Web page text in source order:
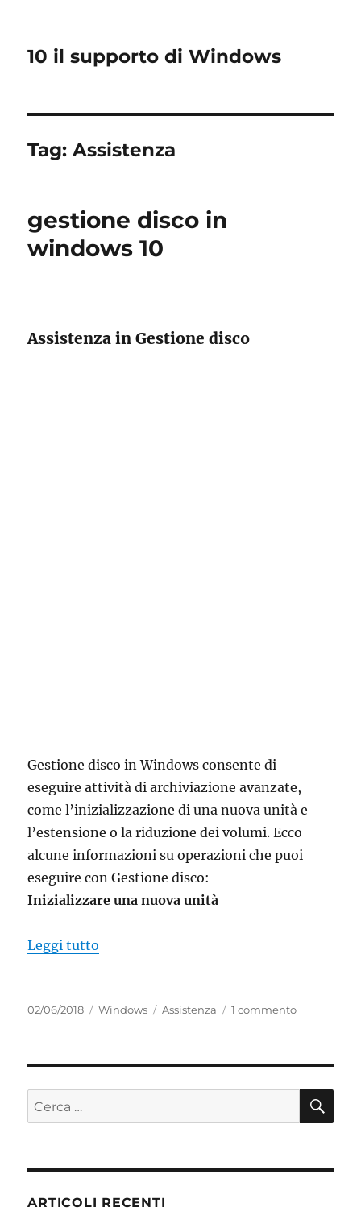
10 il supporto di Windows
Tag:Assistenza
gestione disco in
windows 10
Assistenza in Gestione disco
Gestione disco in Windows consente di
eseguire attività di archiviazione avanzate,
come l’inizializzazione di una nuova unità e
l’estensione o la riduzione dei volumi. Ecco
alcune informazioni su operazioni che puoi
eseguire con Gestione disco:
Inizializzare una nuova unità
Leggi tutto
Pubblicato
02/06/2018 Categorie
Windows Tag
Assistenza 1 commentosu
10
Cerca:
ARTICOLI RECENTI